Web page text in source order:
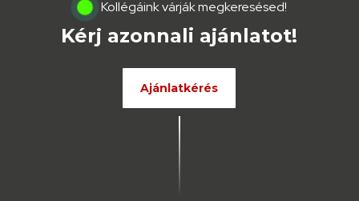
Kollégáink várják megkeresésed!
Kérj azonnali ajánlatot!
Ajánlatkérés